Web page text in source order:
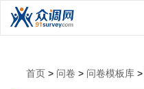
首页 > 问卷 > 问卷模板库 >